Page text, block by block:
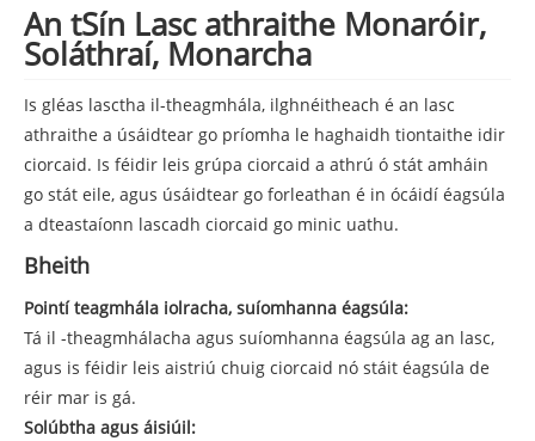
An tSín Lasc athraithe Monaróir,
Soláthraí, Monarcha
Is gléas lasctha il-theagmhála, ilghnéitheach é an lasc
athraithe a úsáidtear go príomha le haghaidh tiontaithe idir
ciorcaid. Is féidir leis grúpa ciorcaid a athrú ó stát amháin
go stát eile, agus úsáidtear go forleathan é in ócáidí éagsúla
a dteastaíonn lascadh ciorcaid go minic uathu.
Bheith
Pointí teagmhála iolracha, suíomhanna éagsúla:
Tá il -theagmhálacha agus suíomhanna éagsúla ag an lasc,
agus is féidir leis aistriú chuig ciorcaid nó stáit éagsúla de
réir mar is gá.
Solúbtha agus áisiúil: